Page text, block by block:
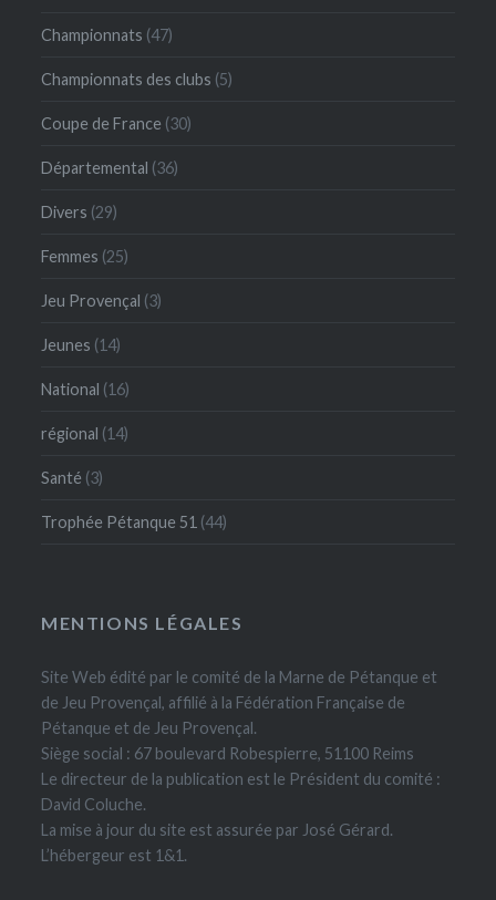
Championnats (47)
Championnats des clubs (5)
Coupe de France (30)
Départemental (36)
Divers (29)
Femmes (25)
Jeu Provençal (3)
Jeunes (14)
National (16)
régional (14)
Santé (3)
Trophée Pétanque 51 (44)
MENTIONS LÉGALES
Site Web édité par le comité de la Marne de Pétanque et
de Jeu Provençal, affilié à la Fédération Française de
Pétanque et de Jeu Provençal.
Siège social : 67 boulevard Robespierre, 51100 Reims
Le directeur de la publication est le Président du comité :
David Coluche.
La mise à jour du site est assurée par José Gérard.
L’hébergeur est 1&1.